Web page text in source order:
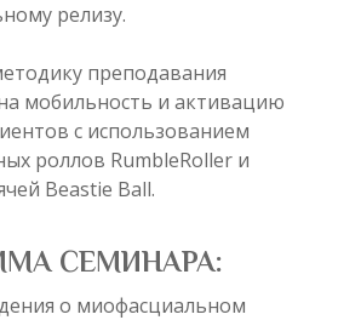
релизу.
преподавания
мобильность и активацию
с использованием
роллов RumbleRoller и
Beastie Ball.
СЕМИНАРА:
о миофасциальном